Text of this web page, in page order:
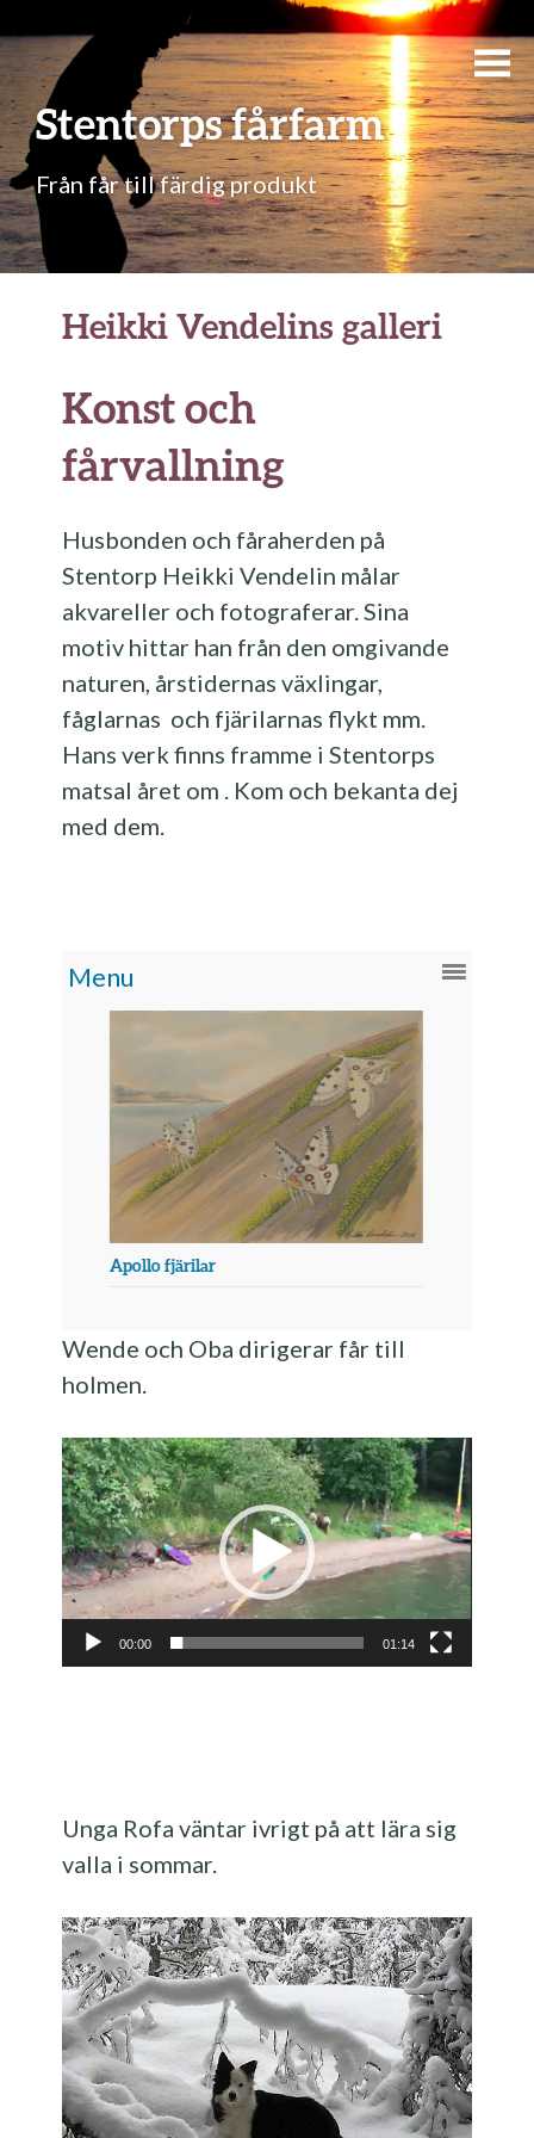
Stentorps fårfarm
Från får till färdig produkt
Heikki Vendelins galleri
Konst och
fårvallning
Husbonden och fåraherden på
Stentorp Heikki Vendelin målar
akvareller och fotograferar. Sina
motiv hittar han från den omgivande
naturen, årstidernas växlingar,
fåglarnas och fjärilarnas flykt mm.
Hans verk finns framme i Stentorps
matsal året om . Kom och bekanta dej
med dem.
Apollo fjärilar
Wende och Oba dirigerar får till
holmen.
Video
Player
00:00 01:14
Unga Rofa väntar ivrigt på att lära sig
valla i sommar.